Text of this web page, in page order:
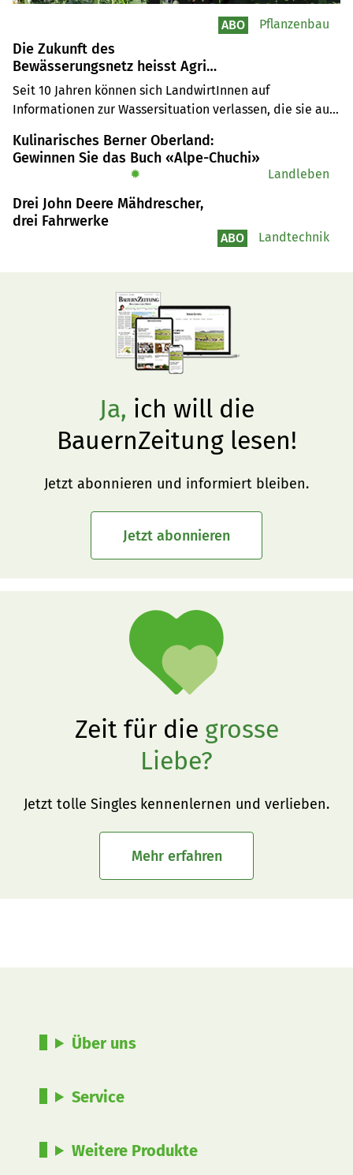
Die Zukunft des
Bewässerungsnetz heisst Agri
Aqua
Seit 10 Jahren können sich LandwirtInnen auf
Informationen zur Wassersituation verlassen, die sie aus
Aktiengesellschaft die Zukunft und entwickelt das
Angebot weiter.
ABO Pflanzenbau
Kulinarisches Berner Oberland:
Gewinnen Sie das Buch «Alpe-Chuchi»
✹ Landleben
Drei John Deere Mähdrescher,
drei Fahrwerke
ABO Landtechnik
Ja, ich will die
BauernZeitung lesen!
Jetzt abonnieren und informiert bleiben.
Jetzt abonnieren
Zeit für die grosse
Liebe?
Jetzt tolle Singles kennenlernen und verlieben.
Mehr erfahren
Über uns
Service
Weitere Produkte